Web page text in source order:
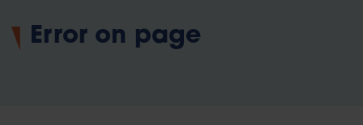
Error on page